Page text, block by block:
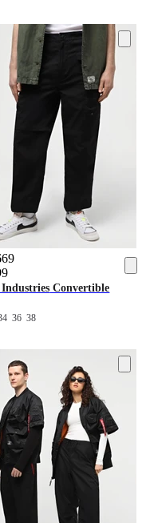
Convertible
3638